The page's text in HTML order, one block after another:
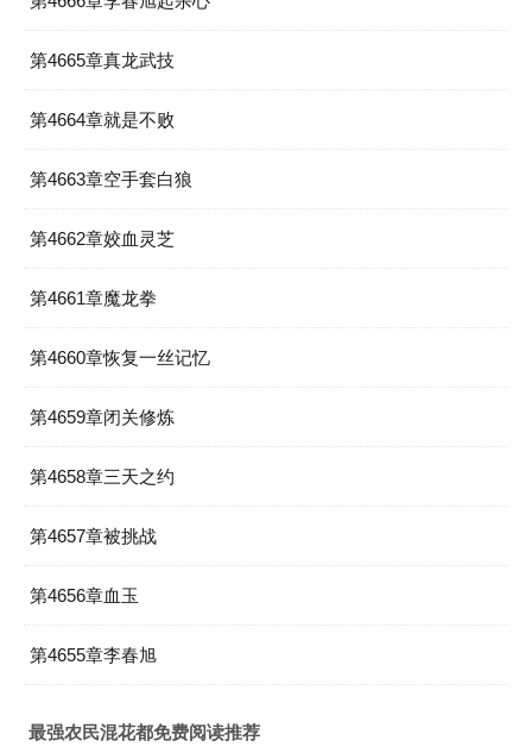
第4665章真龙武技
第4664章就是不败
第4663章空手套白狼
第4662章姣血灵芝
第4661章魔龙拳
第4660章恢复一丝记忆
第4659章闭关修炼
第4658章三天之约
第4657章被挑战
第4656章血玉
第4655章李春旭
最强农民混花都免费阅读推荐